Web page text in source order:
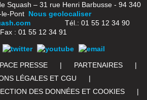
Squash – 31 rue Henri Barbusse - 94 340
Pont Nous geolocaliser
Tél.: 01 55 12 34 90
Fax : 01 55 12 34 91
PRESSE | PARTENAIRES
|
LÉGALES ET CGU
|
DES DONNÉES ET COOKIES
|